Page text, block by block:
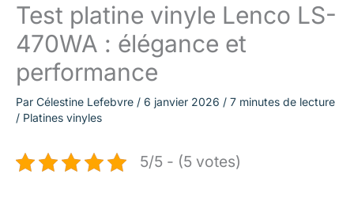
Test platine vinyle Lenco LS-
470WA : élégance et
performance
Par Célestine Lefebvre / 6 janvier 2026 / 7 minutes de lecture
/ Platines vinyles
5/5 - (5 votes)